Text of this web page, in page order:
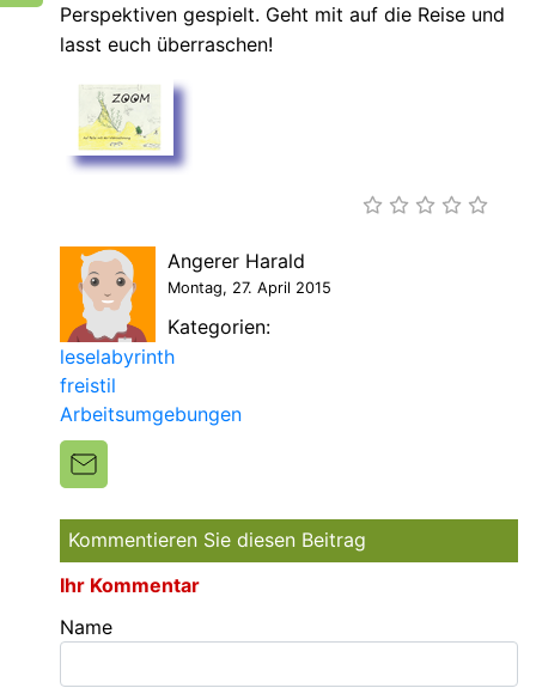
Perspektiven gespielt. Geht mit auf die Reise und
lasst euch überraschen!
Angerer Harald
Montag, 27. April 2015
Kategorien:
leselabyrinth
freistil
Arbeitsumgebungen
Kommentieren Sie diesen Beitrag
Ihr Kommentar
Name